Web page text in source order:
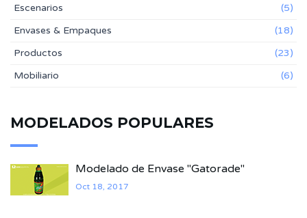
Escenarios
(5)
Envases & Empaques
(18)
Productos
(23)
Mobiliario
(6)
MODELADOS POPULARES
Modelado de Envase "Gatorade"
Oct 18, 2017